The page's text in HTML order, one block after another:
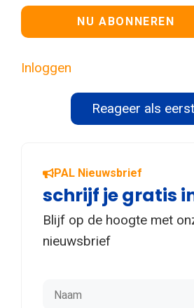
Geen waarde
Inloggen
Reageer als
PAL Nieuwsbrief
schrijf je gratis
Blijf op de hoogte met
nieuwsbrief